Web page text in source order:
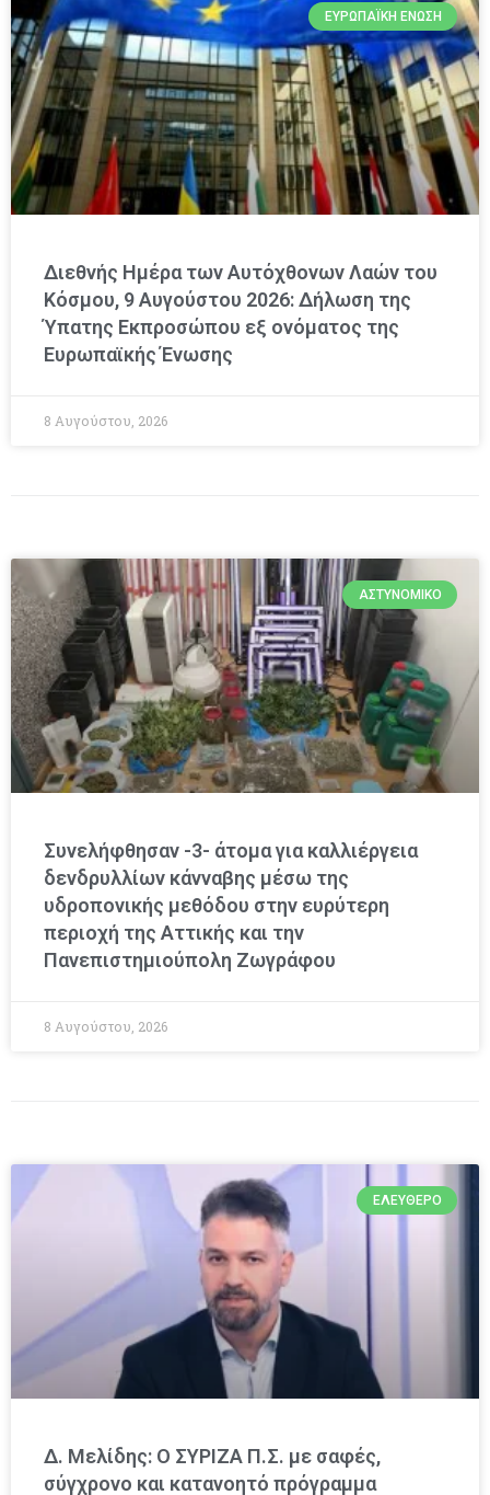
ΕΥΡΩΠΑΪΚΉ ΈΝΩΣΗ
Διεθνής Ημέρα των Αυτόχθονων Λαών του
Κόσμου, 9 Αυγούστου 2026: Δήλωση της
Ύπατης Εκπροσώπου εξ ονόματος της
Ευρωπαϊκής Ένωσης
8 Αυγούστου, 2026
ΑΣΤΥΝΟΜΙΚΌ
Συνελήφθησαν -3- άτομα για καλλιέργεια
δενδρυλλίων κάνναβης μέσω της
υδροπονικής μεθόδου στην ευρύτερη
περιοχή της Αττικής και την
Πανεπιστημιούπολη Ζωγράφου
8 Αυγούστου, 2026
ΕΛΕΎΘΕΡΟ
Δ. Μελίδης: Ο ΣΥΡΙΖΑ Π.Σ. με σαφές,
σύγχρονο και κατανοητό πρόγραμμα